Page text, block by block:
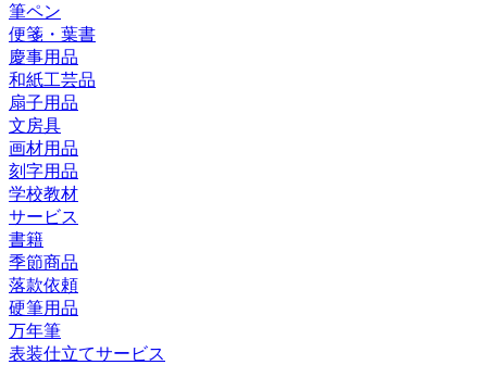
筆ペン
便箋・葉書
慶事用品
和紙工芸品
扇子用品
文房具
画材用品
刻字用品
学校教材
サービス
書籍
季節商品
落款依頼
硬筆用品
万年筆
表装仕立てサービス